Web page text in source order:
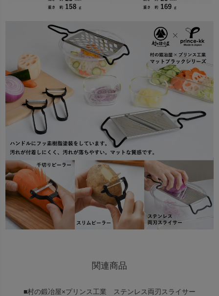
関連商品
■村の鍛冶屋×プリンス工業 ステンレス両刃スライサー